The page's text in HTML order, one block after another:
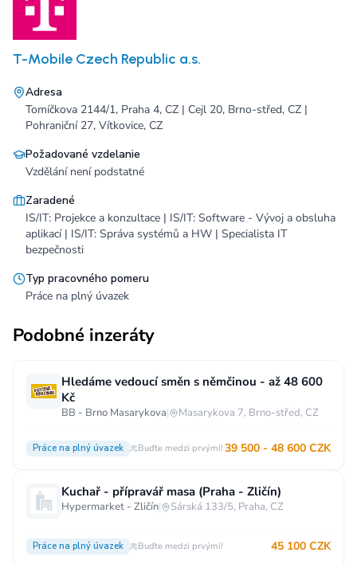
T-Mobile Czech Republic a.s.
Adresa
Tomíčkova 2144/1, Praha 4, CZ | Cejl 20, Brno-střed, CZ |
Pohraniční 27, Vítkovice, CZ
Požadované vzdelanie
Vzdělání není podstatné
Zaradené
IS/IT: Projekce a konzultace | IS/IT: Software - Vývoj a obsluha
aplikací | IS/IT: Správa systémů a HW | Specialista IT
bezpečnosti
Typ pracovného pomeru
Práce na plný úvazek
Podobné inzeráty
Hledáme vedoucí směn s němčinou - až 48 600
Kč
BB - Brno Masarykova| Masarykova 7, Brno-střed, CZ
Práce na plný úvazek Buďte medzi prvými! 39 500 - 48 600 CZK
Kuchař - přípravář masa (Praha - Zličín)
Hypermarket - Zličín| Sárská 133/5, Praha, CZ
Práce na plný úvazek Buďte medzi prvými! 45 100 CZK